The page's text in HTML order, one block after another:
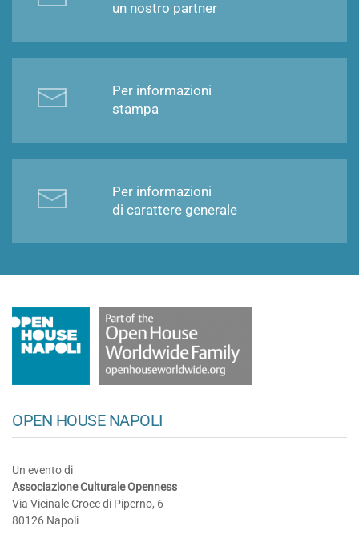
un nostro partner
Per informazioni
stampa
Per informazioni
di carattere generale
OPEN HOUSE NAPOLI
Un evento di
Associazione Culturale Openness
Via Vicinale Croce di Piperno, 6
80126 Napoli